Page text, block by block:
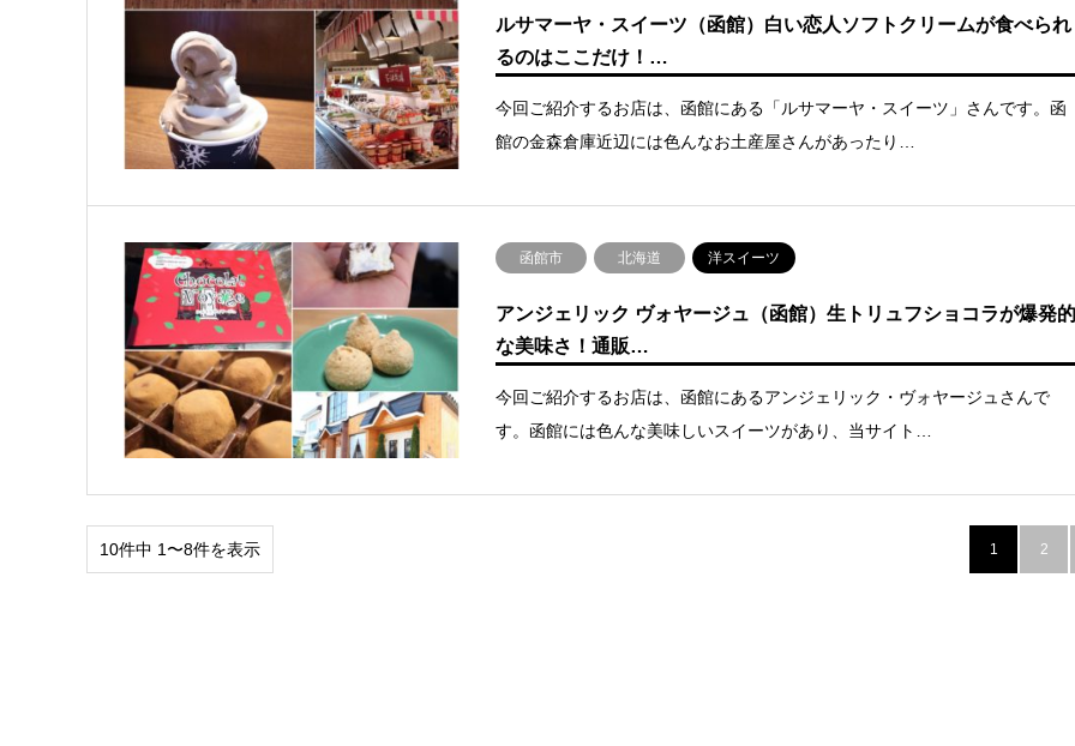
ルサマーヤ・スイーツ（函館）白い恋人ソフトクリームが食べられ
るのはここだけ！…
今回ご紹介するお店は、函館にある「ルサマーヤ・スイーツ」さんです。函
館の金森倉庫近辺には色んなお土産屋さんがあったり…
函館市 北海道 洋スイーツ
アンジェリック ヴォヤージュ（函館）生トリュフショコラが爆発的
な美味さ！通販…
今回ご紹介するお店は、函館にあるアンジェリック・ヴォヤージュさんで
す。函館には色んな美味しいスイーツがあり、当サイト…
10件中 1〜8件を表示 1 2